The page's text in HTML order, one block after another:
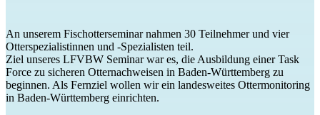
An unserem Fischotterseminar nahmen 30 Teilnehmer und vier
Otterspezialistinnen und -Spezialisten teil.
Ziel unseres LFVBW Seminar war es, die Ausbildung einer Task
Force zu sicheren Otternachweisen in Baden-Württemberg zu
beginnen. Als Fernziel wollen wir ein landesweites Ottermonitoring
in Baden-Württemberg einrichten.